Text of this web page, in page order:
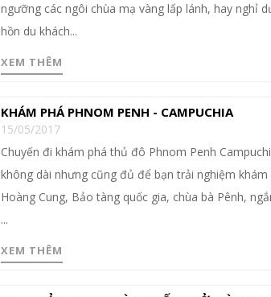
ngưỡng các ngôi chùa mạ vàng lấp lánh, hay nghỉ
hồn du khách...
XEM THÊM
KHÁM PHÁ PHNOM PENH - CAMPUCHIA
15/05/2017
Chuyến đi khám phá thủ đô Phnom Penh
không dài nhưng cũng đủ để bạn trải nghiệm
Hoàng Cung, Bảo tàng quốc gia, chùa bà Pênh,
...
XEM THÊM